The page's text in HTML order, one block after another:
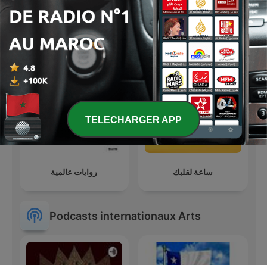
موسوعة الأدب العالمي
Short Stories of
Misadventures in
Morocco
روايات عالمية ساعة لقلبك
Podcasts internationaux Arts
TELECHARGER APP